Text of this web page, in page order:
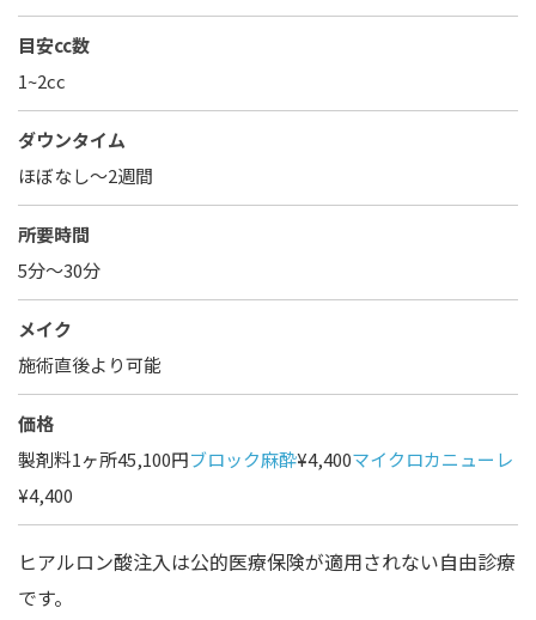
目安cc数
1~2cc
ダウンタイム
ほぼなし〜2週間
所要時間
5分～30分
メイク
施術直後より可能
価格
製剤料1ヶ所45,100円ブロック麻酔¥4,400マイクロカニューレ
¥4,400
ヒアルロン酸注入は公的医療保険が適用されない自由診療
です。